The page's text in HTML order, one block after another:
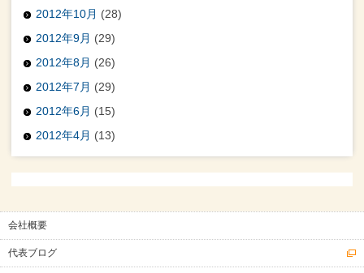
2012年10月 (28)
2012年9月 (29)
2012年8月 (26)
2012年7月 (29)
2012年6月 (15)
2012年4月 (13)
会社概要
代表ブログ